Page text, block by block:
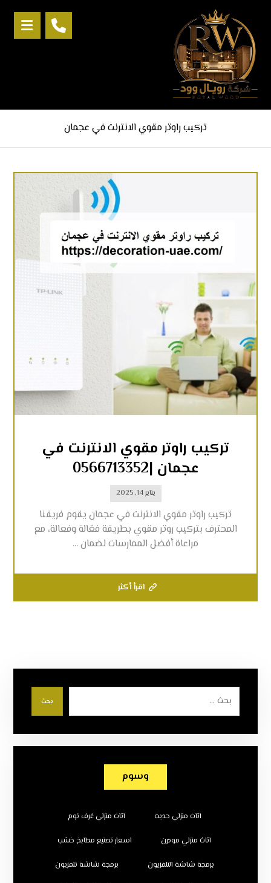
تركيب راوتر مقوي الانترنت في عجمان
تركيب راوتر مقوي الانترنت في
عجمان |0566713352
يناير 14, 2025
تركيب راوتر مقوي الانترنت في عجمان يقوم فريقنا
المحترف بتركيب روتر مقوي بطريقة فعّالة وفعالة، مع
مراعاة أفضل الممارسات لضمان ...
اقرأ أكثر
بحث
وسوم
اثاث منزلي حديث اثاث منزلي غرف نوم
اثاث منزلي مودرن اسعار تصنيع مطابخ خشب
برمجة شاشة التلفزيون برمجة شاشة تلفزيون